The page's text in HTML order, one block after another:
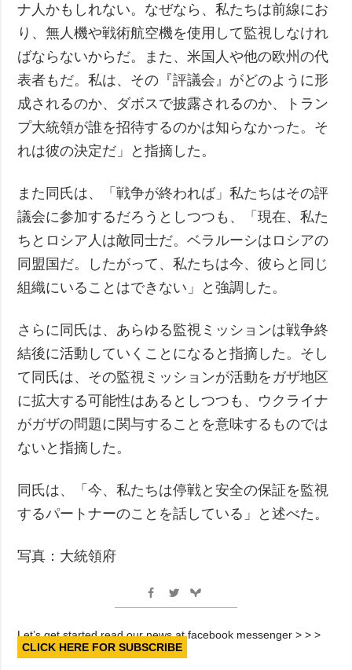
ナ人かもしれない。なぜなら、私たちは前線にお
り、無人機や戦術航空機を使用して監視しなけれ
ばならないからだ。また、米国人や他の欧州の代
表者もだ。私は、その『評議会』がどのように形
成されるのか、ダボスで披露されるのか、トラン
プ大統領が誰を招待するのかは知らなかった。そ
れは彼の決定だ」と指摘した。
また同氏は、「戦争が終われば」私たちはその評
議会に参加するだろうとしつつも、「現在、私た
ちとロシア人は敵同士だ。ベラルーシはロシアの
同盟国だ。したがって、私たちは今、彼らと同じ
組織にいることはできない」と強調した。
さらに同氏は、あらゆる監視ミッションは戦争終
結後に活動していくことになると指摘した。そし
て同氏は、その監視ミッションが活動をガザ地区
に拡大する可能性はあるとしつつも、ウクライナ
がガザの問題に関与することを意味するものでは
ないと指摘した。
同氏は、「今、私たちは停戦と安全の保証を監視
するパートナーのことを話している」と述べた。
写真：大統領府
Let’s get started read our news at facebook messenger > > >
CLICK HERE FOR SUBSCRIBE